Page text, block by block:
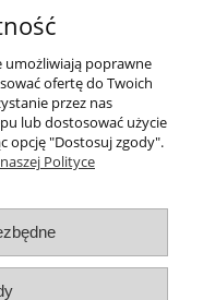
umożliwiają poprawne
ofertę do Twoich
przez nas
lub dostosować użycie
opcję "Dostosuj zgody".
Polityce